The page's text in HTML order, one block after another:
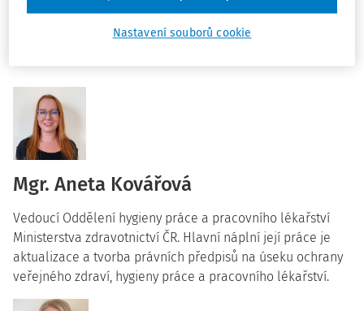
Na zobrazení záznamu nemáte oprávnění
Mgr. Aneta Kovářová
Vedoucí Oddělení hygieny práce a pracovního lékařství
Ministerstva zdravotnictví ČR. Hlavní náplní její práce je
aktualizace a tvorba právních předpisů na úseku ochrany
veřejného zdraví, hygieny práce a pracovního lékařství.
Nastavení souborů cookie